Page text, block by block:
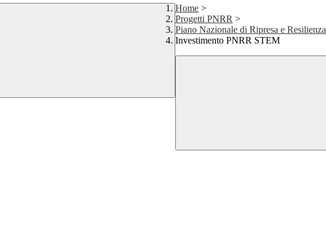
Home >
Progetti PNRR >
Piano Nazionale di Ripresa e Resilienza
Investimento PNRR STEM